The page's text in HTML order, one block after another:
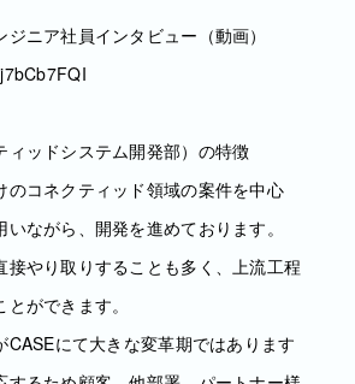
ニア社員インタビュー（動画）
ィッドシステム開発部）の特徴
のコネクティッド領域の案件を中心
ながら、開発を進めております。
接やり取りすることも多く、上流工程
ができます。
CASEにて大きな変革期ではあります